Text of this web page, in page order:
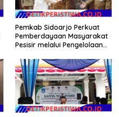
Pemkab Sidoarjo Perkuat
Pemberdayaan Masyarakat
Pesisir melalui Pengelolaan